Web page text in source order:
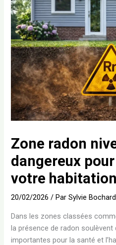
Zone radon
dangereux
votre
20/02/2026/ ParSylvie Bochard
Dans les zones classées
la présence de radon
importantes pour la santé et